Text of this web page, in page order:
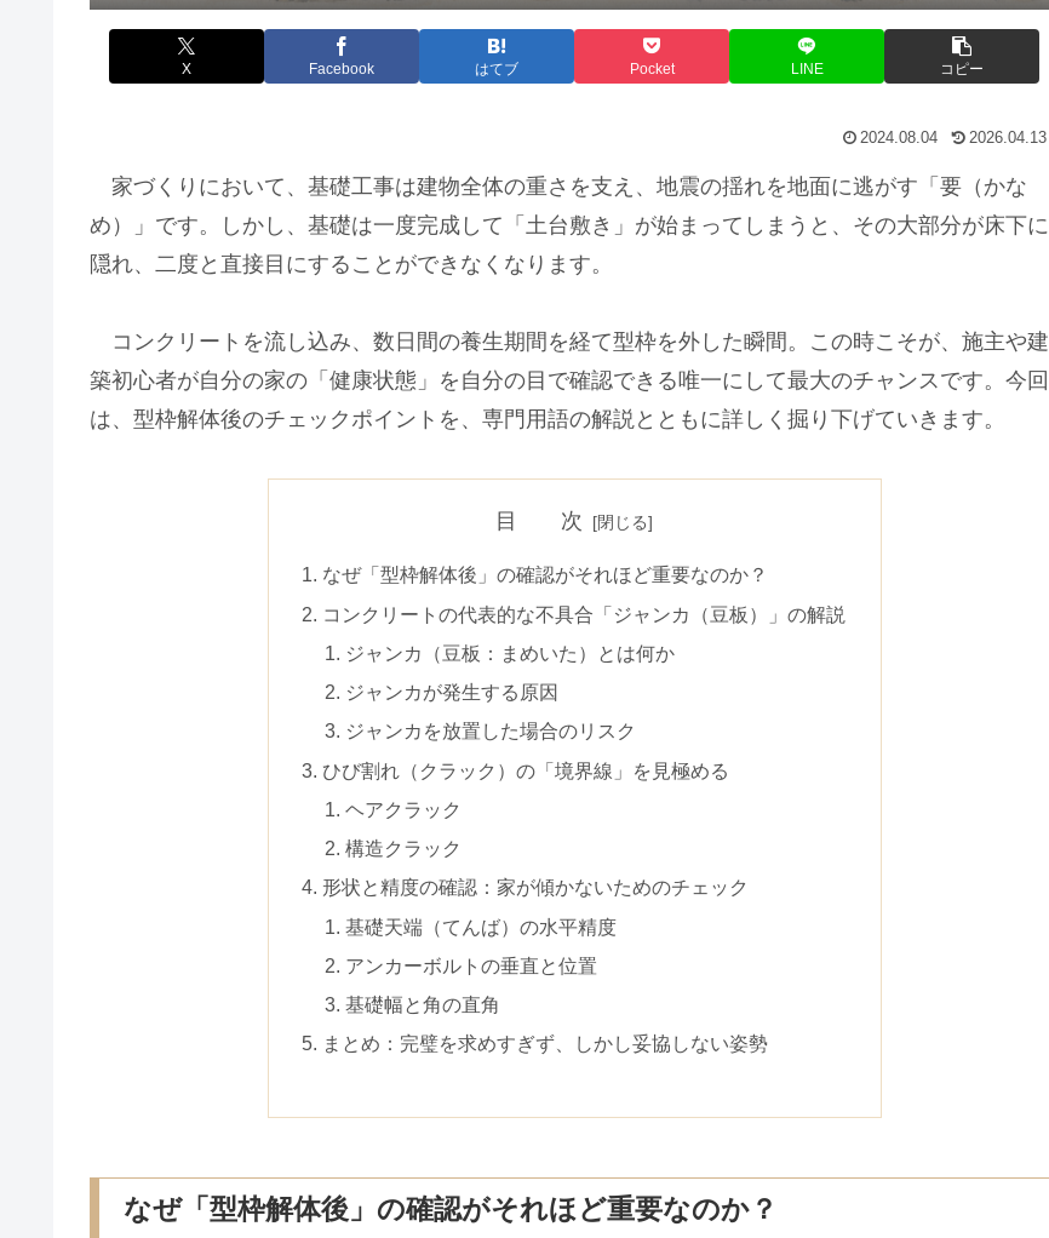
X Facebook はてブ Pocket LINE コピー
2024.08.04 2026.04.13
家づくりにおいて、基礎工事は建物全体の重さを支え、地震の揺れを地面に逃がす「要（かな
め）」です。しかし、基礎は一度完成して「土台敷き」が始まってしまうと、その大部分が床下に
隠れ、二度と直接目にすることができなくなります。
コンクリートを流し込み、数日間の養生期間を経て型枠を外した瞬間。この時こそが、施主や建
築初心者が自分の家の「健康状態」を自分の目で確認できる唯一にして最大のチャンスです。今回
は、型枠解体後のチェックポイントを、専門用語の解説とともに詳しく掘り下げていきます。
目 次
なぜ「型枠解体後」の確認がそれほど重要なのか？
コンクリートの代表的な不具合「ジャンカ（豆板）」の解説
ジャンカ（豆板：まめいた）とは何か
ジャンカが発生する原因
ジャンカを放置した場合のリスク
ひび割れ（クラック）の「境界線」を見極める
ヘアクラック
構造クラック
形状と精度の確認：家が傾かないためのチェック
基礎天端（てんば）の水平精度
アンカーボルトの垂直と位置
基礎幅と角の直角
まとめ：完璧を求めすぎず、しかし妥協しない姿勢
なぜ「型枠解体後」の確認がそれほど重要なのか？